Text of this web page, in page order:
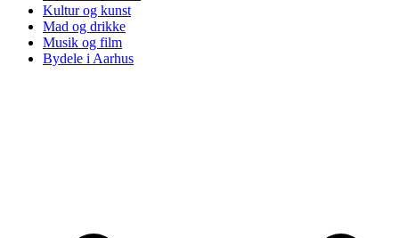
Kultur og kunst
Mad og drikke
Musik og film
Bydele i Aarhus